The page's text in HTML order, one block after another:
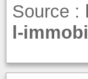
Source :
l-